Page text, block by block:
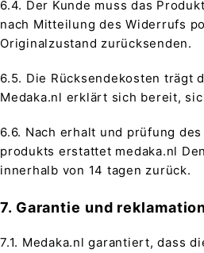
6.4. Der Kunde muss das
nach Mitteilung des Widerrufs
Originalzustand zurücksenden.
6.5. Die Rücksendekosten trägt
Medaka.nl erklärt sich bereit,
6.6. Nach erhalt und prüfung
produkts erstattet medaka.nl
innerhalb von 14 tagen zurück.
7. Garantie und
7.1. Medaka.nl garantiert, dass